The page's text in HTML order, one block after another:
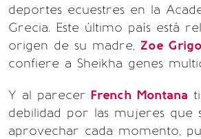
deportes ecuestres en la
Grecia. Este último país está
origen de su madre, Zoe
confiere a Sheikha genes
Y al parecer French Montana
debilidad por las mujeres que
aprovechar cada momento,